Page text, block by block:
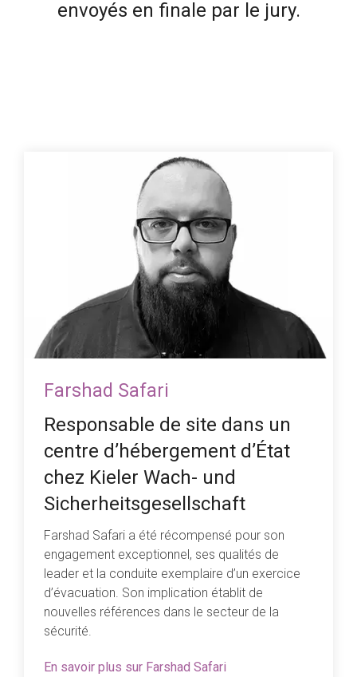
envoyés en finale par le jury.
Farshad Safari
Responsable de site dans un
centre d’hébergement d’État
chez Kieler Wach- und
Sicherheitsgesellschaft
Farshad Safari a été récompensé pour son
engagement exceptionnel, ses qualités de
leader et la conduite exemplaire d’un exercice
d’évacuation. Son implication établit de
nouvelles références dans le secteur de la
sécurité.
En savoir plus sur Farshad Safari